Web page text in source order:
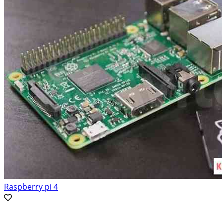
Raspberry pi 4